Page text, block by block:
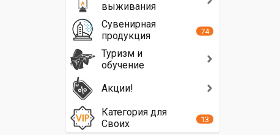
выживания
Сувенирная
продукция
74
Туризм и
обучение
Акции!
Категория для
Своих
13